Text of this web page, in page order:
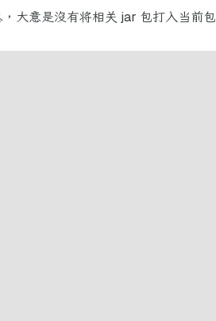
大意是没有将相关 jar 包打入当前包